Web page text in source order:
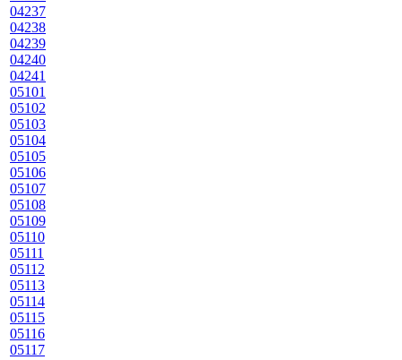
04237
04238
04239
04240
04241
05101
05102
05103
05104
05105
05106
05107
05108
05109
05110
05111
05112
05113
05114
05115
05116
05117